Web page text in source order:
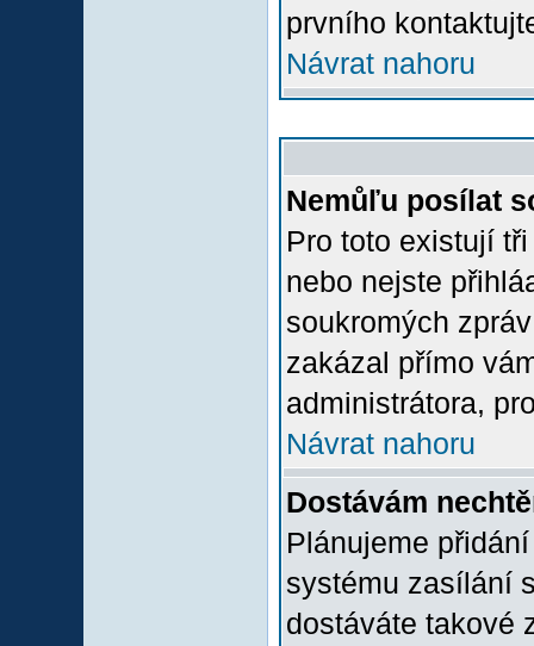
prvního
Návrat nahoru
Nemůľu posílat
Pro toto existují
nebo nejste
soukromých
zakázal přímo
administrátora,
Návrat nahoru
Dostávám
Plánujeme
systému zasílání
dostáváte takové